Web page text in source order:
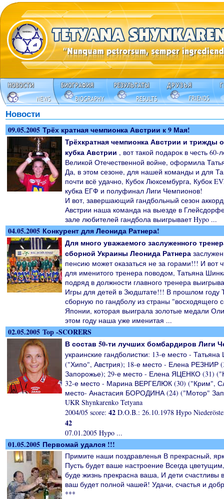
Новости
09.05.2005 Трёх кратная чемпионка Австрии к 9 Мая!
Трёхкратная чемпионка Австрии и трижды
кубка Австрии , вот такой подарок в честь
Великой Отечественной войне, оформила
Да, в этом сезоне, для нашей команды и для
почти всё удачно, Кубок Люксембурга, Кубок
кубка ЕГФ и полуфинал Лиги Чемпионов!
И вот, завершающий гандбольный сезон
Австрии наша команда на выезде в
зале любителей гандбола выигрывает Hypo ...
04.05.2005 Конкурент для Леонида Ратнера!
Для много уважаемого заслуженного
сборной Украины Леонида Ратнера
пенсию может оказаться не за горами!!! И вот
для именитого тренера поводом, Татьяна
подряд в должности главного тренера
Игры для детей в Зюдштате!!! В прошлом году
сборную по гандболу из страны "восходящего
Японии, которая выиграла золотые медали
этом году наша уже именитая ...
02.05.2005 Top -SCORERS
В состав 50-ти лучших бомбардиров Лиги
украинские гандболистки: 13-е место -
("Хипо", Австрия); 18-е место - Елена РЕЗНИР
Запорожье); 29-е место - Елена ЯЦЕНКО (31)
32-е место - Марина ВЕРГЕЛЮК (30) ("Крим",
место- Анастасия БОРОДИНА (24) ("Мотор"
UKR Shynkarenko Tetyana
2004/05 score: 42 D.O.B.: 26.10.1978 Hypo
42
07.01.2005 Hypo ...
01.05.2005 Первомай удался !!!
Примите наши поздравленья В прекрасный,
Пусть будет ваше настроение Всегда
буде жизнь прекрасна ваша, И дети счастливы
ваш будет полной чашей! Удачи, счастья и
***